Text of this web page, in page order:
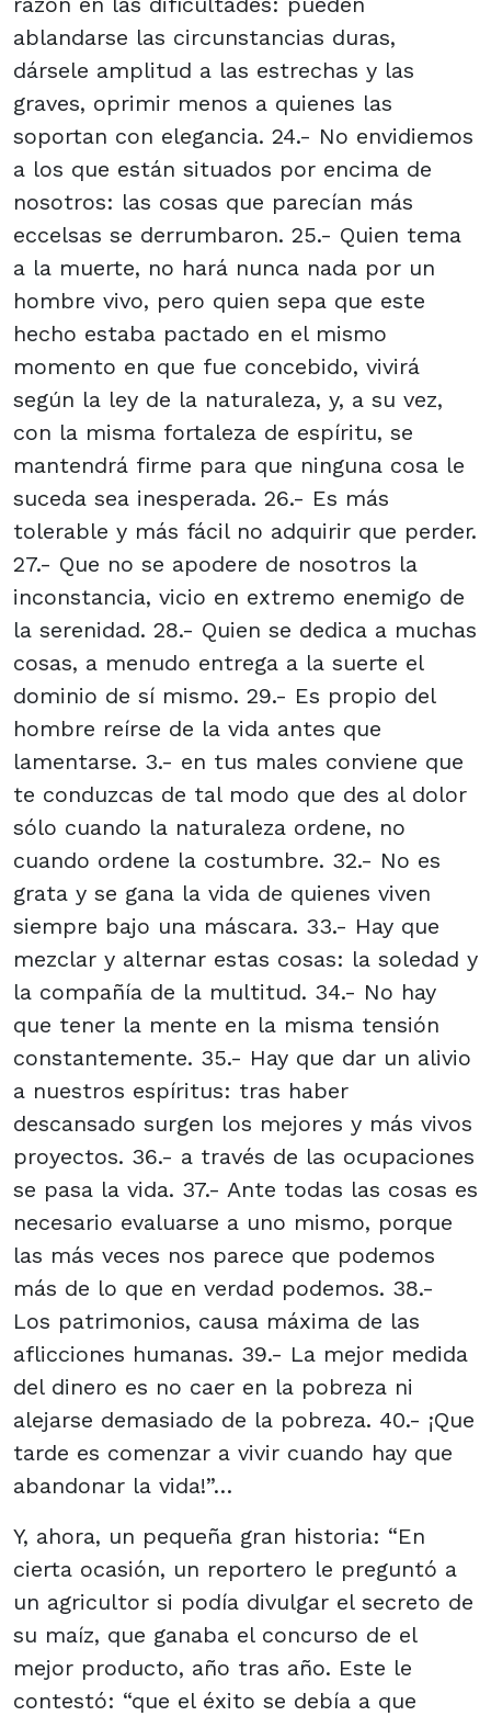
ablandarse las circunstancias duras,
dársele amplitud a las estrechas y las
graves, oprimir menos a quienes las
soportan con elegancia. 24.- No envidiemos
a los que están situados por encima de
nosotros: las cosas que parecían más
eccelsas se derrumbaron. 25.- Quien tema
a la muerte, no hará nunca nada por un
hombre vivo, pero quien sepa que este
hecho estaba pactado en el mismo
momento en que fue concebido, vivirá
según la ley de la naturaleza, y, a su vez,
con la misma fortaleza de espíritu, se
mantendrá firme para que ninguna cosa le
suceda sea inesperada. 26.- Es más
tolerable y más fácil no adquirir que perder.
27.- Que no se apodere de nosotros la
inconstancia, vicio en extremo enemigo de
la serenidad. 28.- Quien se dedica a muchas
cosas, a menudo entrega a la suerte el
dominio de sí mismo. 29.- Es propio del
hombre reírse de la vida antes que
lamentarse. 3.- en tus males conviene que
te conduzcas de tal modo que des al dolor
sólo cuando la naturaleza ordene, no
cuando ordene la costumbre. 32.- No es
grata y se gana la vida de quienes viven
siempre bajo una máscara. 33.- Hay que
mezclar y alternar estas cosas: la soledad y
la compañía de la multitud. 34.- No hay
que tener la mente en la misma tensión
constantemente. 35.- Hay que dar un alivio
a nuestros espíritus: tras haber
descansado surgen los mejores y más vivos
proyectos. 36.- a través de las ocupaciones
se pasa la vida. 37.- Ante todas las cosas es
necesario evaluarse a uno mismo, porque
las más veces nos parece que podemos
más de lo que en verdad podemos. 38.-
Los patrimonios, causa máxima de las
aflicciones humanas. 39.- La mejor medida
del dinero es no caer en la pobreza ni
alejarse demasiado de la pobreza. 40.- ¡Que
tarde es comenzar a vivir cuando hay que
abandonar la vida!”…
Y, ahora, un pequeña gran historia: “En
cierta ocasión, un reportero le preguntó a
un agricultor si podía divulgar el secreto de
su maíz, que ganaba el concurso de el
mejor producto, año tras año. Este le
contestó: “que el éxito se debía a que